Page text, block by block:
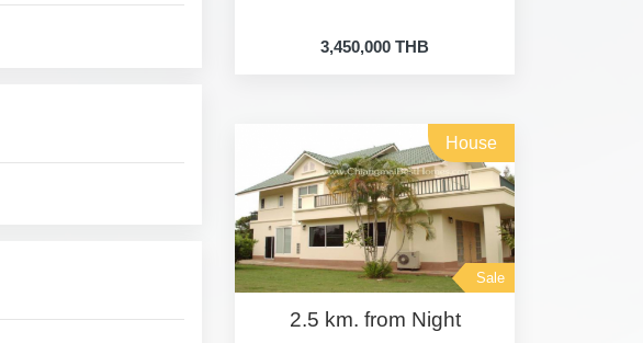
3,450,000 THB
House
Sale
2.5 km. from Night